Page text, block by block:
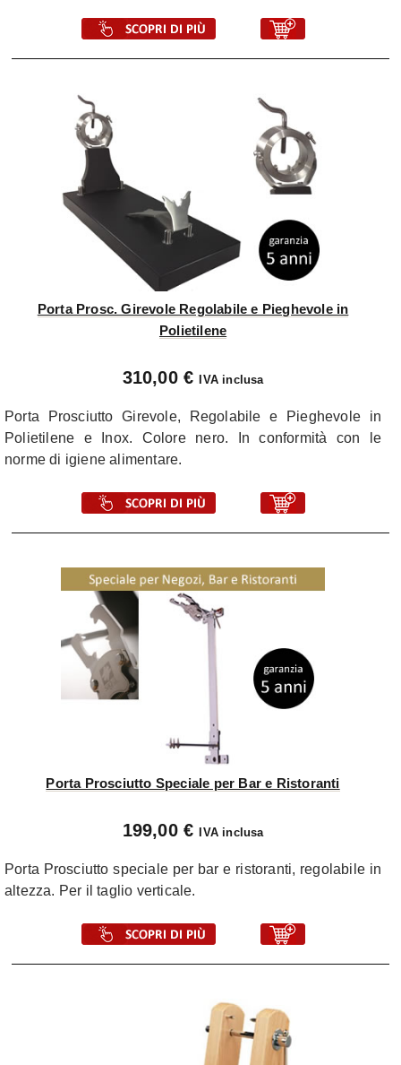
Porta Prosc. Girevole Regolabile e Pieghevole in
Polietilene
310,00 € IVA inclusa
Porta Prosciutto Girevole, Regolabile e Pieghevole in
Polietilene e Inox. Colore nero. In conformità con le
norme di igiene alimentare.
Porta Prosciutto Speciale per Bar e Ristoranti
199,00 € IVA inclusa
Porta Prosciutto speciale per bar e ristoranti, regolabile in
altezza. Per il taglio verticale.